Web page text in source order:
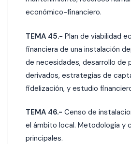
económico-financiero.
TEMA 45.- Plan de viabilidad
financiera de una instalación
de necesidades, desarrollo
derivados, estrategias de
fidelización, y estudio
TEMA 46.- Censo de
el ámbito local. Metodología y
principales.